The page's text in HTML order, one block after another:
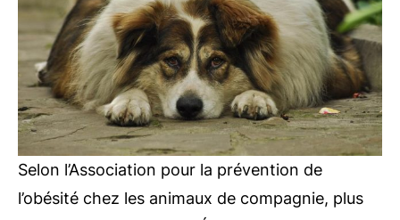
Selon l’Association pour la prévention de
l’obésité chez les animaux de compagnie, plus